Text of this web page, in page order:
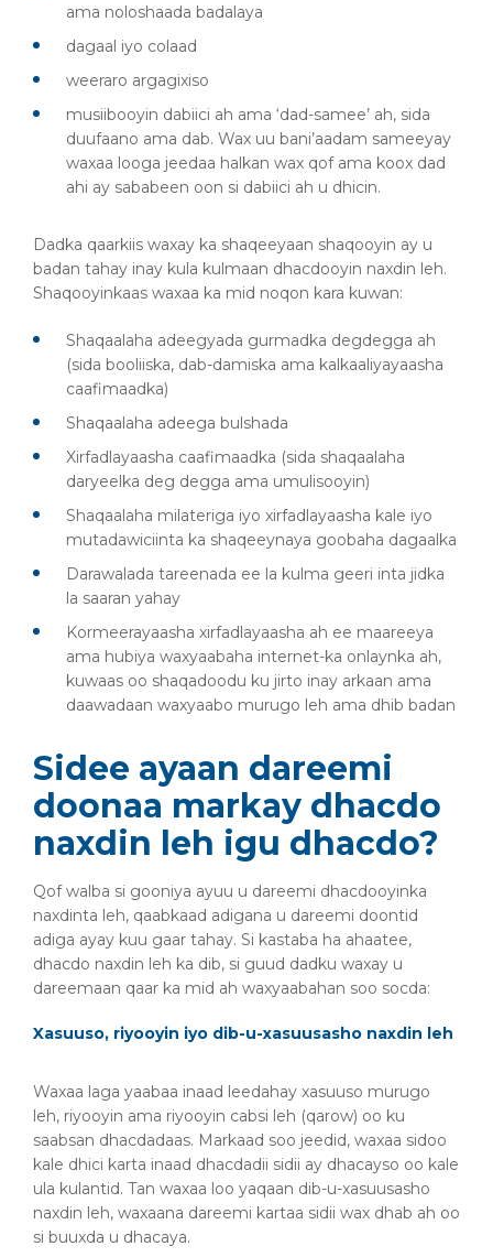
ama noloshaada badalaya
dagaal iyo colaad
weeraro argagixiso
musiibooyin dabiici ah ama ‘dad-samee’ ah, sida
duufaano ama dab. Wax uu bani’aadam sameeyay
waxaa looga jeedaa halkan wax qof ama koox dad
ahi ay sababeen oon si dabiici ah u dhicin.
Dadka qaarkiis waxay ka shaqeeyaan shaqooyin ay u
badan tahay inay kula kulmaan dhacdooyin naxdin leh.
Shaqooyinkaas waxaa ka mid noqon kara kuwan:
Shaqaalaha adeegyada gurmadka degdegga ah
(sida booliiska, dab-damiska ama kalkaaliyayaasha
caafimaadka)
Shaqaalaha adeega bulshada
Xirfadlayaasha caafimaadka (sida shaqaalaha
daryeelka deg degga ama umulisooyin)
Shaqaalaha milateriga iyo xirfadlayaasha kale iyo
mutadawiciinta ka shaqeeynaya goobaha dagaalka
Darawalada tareenada ee la kulma geeri inta jidka
la saaran yahay
Kormeerayaasha xirfadlayaasha ah ee maareeya
ama hubiya waxyaabaha internet-ka onlaynka ah,
kuwaas oo shaqadoodu ku jirto inay arkaan ama
daawadaan waxyaabo murugo leh ama dhib badan
Sidee ayaan dareemi
doonaa markay dhacdo
naxdin leh igu dhacdo?
Qof walba si gooniya ayuu u dareemi dhacdooyinka
naxdinta leh, qaabkaad adigana u dareemi doontid
adiga ayay kuu gaar tahay. Si kastaba ha ahaatee,
dhacdo naxdin leh ka dib, si guud dadku waxay u
dareemaan qaar ka mid ah waxyaabahan soo socda:
Xasuuso, riyooyin iyo dib-u-xasuusasho naxdin leh
Waxaa laga yaabaa inaad leedahay xasuuso murugo
leh, riyooyin ama riyooyin cabsi leh (qarow) oo ku
saabsan dhacdadaas. Markaad soo jeedid, waxaa sidoo
kale dhici karta inaad dhacdadii sidii ay dhacayso oo kale
ula kulantid. Tan waxaa loo yaqaan dib-u-xasuusasho
naxdin leh, waxaana dareemi kartaa sidii wax dhab ah oo
si buuxda u dhacaya.